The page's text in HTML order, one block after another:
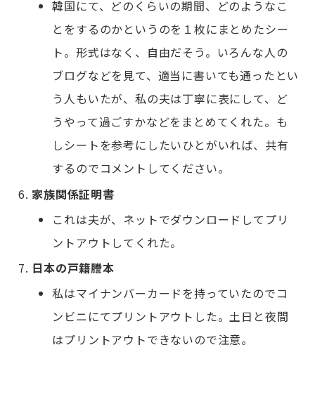
韓国にて、どのくらいの期間、どのようなこ
とをするのかというのを１枚にまとめたシー
ト。形式はなく、自由だそう。いろんな人の
ブログなどを見て、適当に書いても通ったとい
う人もいたが、私の夫は丁寧に表にして、ど
うやって過ごすかなどをまとめてくれた。も
しシートを参考にしたいひとがいれば、共有
するのでコメントしてください。
家族関係証明書
これは夫が、ネットでダウンロードしてプリ
ントアウトしてくれた。
日本の戸籍謄本
私はマイナンバーカードを持っていたのでコ
ンビニにてプリントアウトした。土日と夜間
はプリントアウトできないので注意。